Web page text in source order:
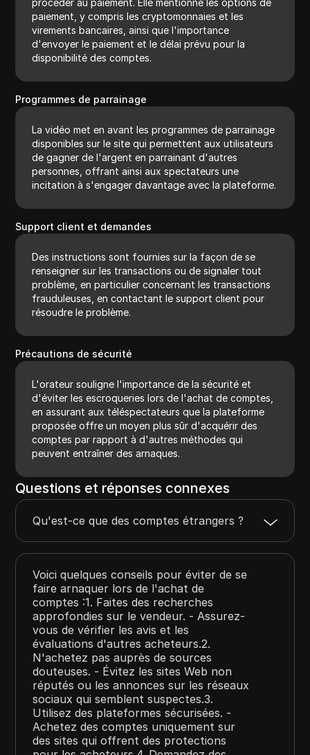
paiement, y compris les cryptomonnaies et les
virements bancaires, ainsi que l'importance
d'envoyer le paiement et le délai prévu pour la
disponibilité des comptes.
Programmes de parrainage
La vidéo met en avant les programmes de parrainage
disponibles sur le site qui permettent aux utilisateurs
de gagner de l'argent en parrainant d'autres
personnes, offrant ainsi aux spectateurs une
incitation à s'engager davantage avec la plateforme.
Support client et demandes
Des instructions sont fournies sur la façon de se
renseigner sur les transactions ou de signaler tout
problème, en particulier concernant les transactions
frauduleuses, en contactant le support client pour
résoudre le problème.
Précautions de sécurité
L'orateur souligne l'importance de la sécurité et
d'éviter les escroqueries lors de l'achat de comptes,
en assurant aux téléspectateurs que la plateforme
proposée offre un moyen plus sûr d'acquérir des
comptes par rapport à d'autres méthodes qui
peuvent entraîner des arnaques.
Questions et réponses connexes
Qu'est-ce que des comptes étrangers ?
Voici quelques conseils pour éviter de se
faire arnaquer lors de l'achat de
comptes :1. Faites des recherches
approfondies sur le vendeur. - Assurez-
vous de vérifier les avis et les
évaluations d'autres acheteurs.2.
N'achetez pas auprès de sources
douteuses. - Évitez les sites Web non
réputés ou les annonces sur les réseaux
sociaux qui semblent suspectes.3.
Utilisez des plateformes sécurisées. -
Achetez des comptes uniquement sur
des sites qui offrent des protections